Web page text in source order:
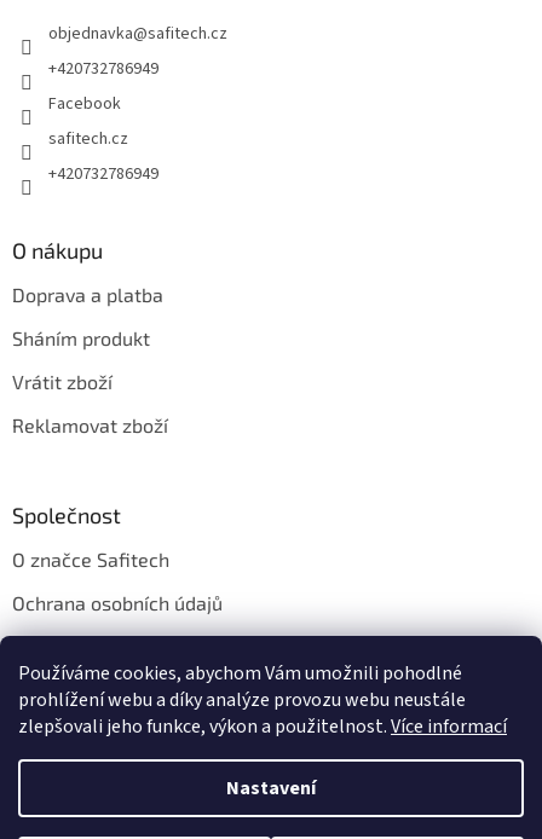
Používáme cookies, abychom Vám umožnili pohodlné
prohlížení webu a díky analýze provozu webu neustále
zlepšovali jeho funkce, výkon a použitelnost.Více informací
Nastavení
objednavka@safitech.cz
+420732786949
Facebook
safitech.cz
+420732786949
O nákupu
Doprava a platba
Sháním produkt
Vrátit zboží
Reklamovat zboží
Společnost
O značce Safitech
Ochrana osobních údajů
Kontakt
Vytvořil Shoptet